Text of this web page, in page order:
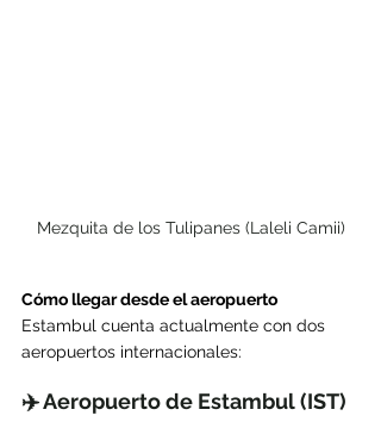
Mezquita de los Tulipanes (Laleli Camii)
Cómo llegar desde el aeropuerto
Estambul cuenta actualmente con dos
aeropuertos internacionales:
✈️ Aeropuerto de Estambul (IST)